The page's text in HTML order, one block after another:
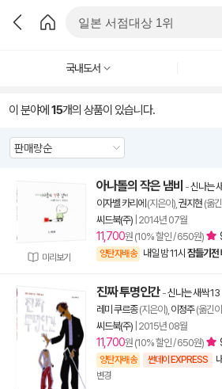
국내도서
이 분야에 15개의 상품이 있습니다.
미리보기
아나톨의 작은 냄비 -신나는
이자벨 카리에 (지은이), 권지현 (옮
씨드북(주) 2014년 07월
11,700원 (10% 할인 / 650원)
양탄자배송 내일 밤 11시 잠들기전
진짜 투명인간 -신나는 새싹 13
레미 쿠르종(지은이), 이정주(옮긴
씨드북(주) 2015년 08월
11,700원 (10% 할인 / 650원)
양탄자배송 썬데이 EXPRESS
변경